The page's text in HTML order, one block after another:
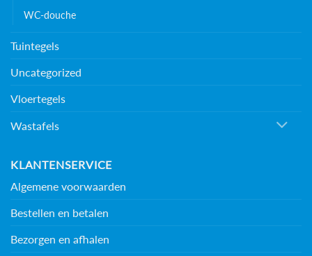
WC-douche
Tuintegels
Uncategorized
Vloertegels
Wastafels
KLANTENSERVICE
Algemene voorwaarden
Bestellen en betalen
Bezorgen en afhalen